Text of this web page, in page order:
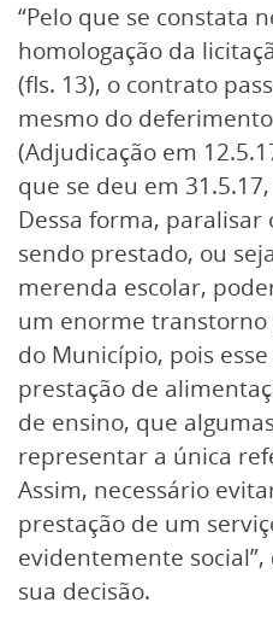
“Pelo que se constata
homologação da
(fls. 13), o contrato
mesmo do
(Adjudicação em
que se deu em
Dessa forma, paralisar
sendo prestado, ou
merenda escolar,
um enorme
do Município, pois
prestação de
de ensino, que
representar a única
Assim, necessário
prestação de um
evidentemente
sua decisão.